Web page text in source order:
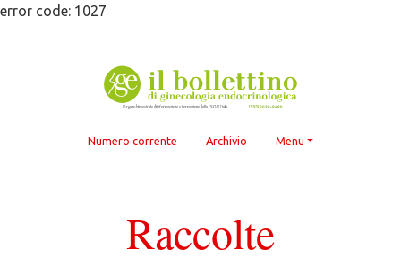
Skip
error code: 1027
Numero corrente Archivio Menu
Raccolte